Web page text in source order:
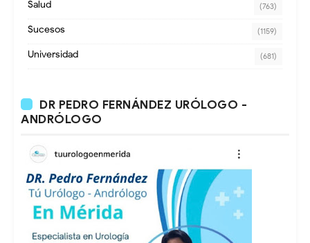
Salud (763)
Sucesos (1159)
Universidad (681)
DR PEDRO FERNÁNDEZ URÓLOGO -
ANDRÓLOGO